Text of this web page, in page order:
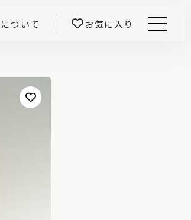
ついて お気に入り